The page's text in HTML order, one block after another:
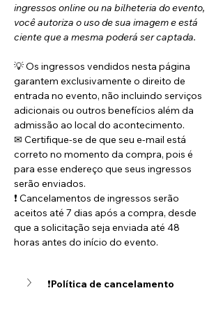
ingressos online ou na bilheteria do evento,
você autoriza o uso de sua imagem e está
ciente que a mesma poderá ser captada.
💡 Os ingressos vendidos nesta página
garantem exclusivamente o direito de
entrada no evento, não incluindo serviços
adicionais ou outros benefícios além da
admissão ao local do acontecimento.
✉ Certifique-se de que seu e-mail está
correto no momento da compra, pois é
para esse endereço que seus ingressos
serão enviados.
❗ Cancelamentos de ingressos serão
aceitos até 7 dias após a compra, desde
que a solicitação seja enviada até 48
horas antes do início do evento.
❗Política de cancelamento